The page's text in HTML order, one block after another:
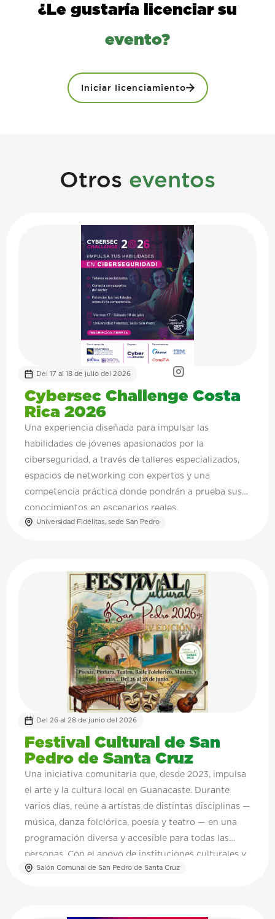
¿Le gustaría licenciar su
evento?
Iniciar licenciamiento
Otros eventos
Del 17 al 18 de julio del 2026
Cybersec Challenge Costa
Rica 2026
Una experiencia diseñada para impulsar las
habilidades de jóvenes apasionados por la
ciberseguridad, a través de talleres especializados,
espacios de networking con expertos y una
competencia práctica donde pondrán a prueba sus
conocimientos en escenarios reales.
Universidad Fidélitas, sede San Pedro
Del 26 al 28 de junio del 2026
Festival Cultural de San
Pedro de Santa Cruz
Una iniciativa comunitaria que, desde 2023, impulsa
el arte y la cultura local en Guanacaste. Durante
varios días, reúne a artistas de distintas disciplinas —
música, danza folclórica, poesía y teatro — en una
programación diversa y accesible para todas las
personas. Con el apoyo de instituciones culturales y
actores locales, el festival se consolida como un
Salón Comunal de San Pedro de Santa Cruz